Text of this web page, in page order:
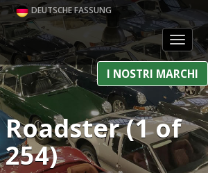
DEUTSCHE FASSUNG
I NOSTRI MARCHI
Roadster (1 of
254)